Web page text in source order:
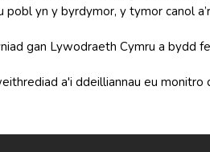
yn y byrdymor, y tymor canol
gan Lywodraeth Cymru a bydd
a'i ddeilliannau eu